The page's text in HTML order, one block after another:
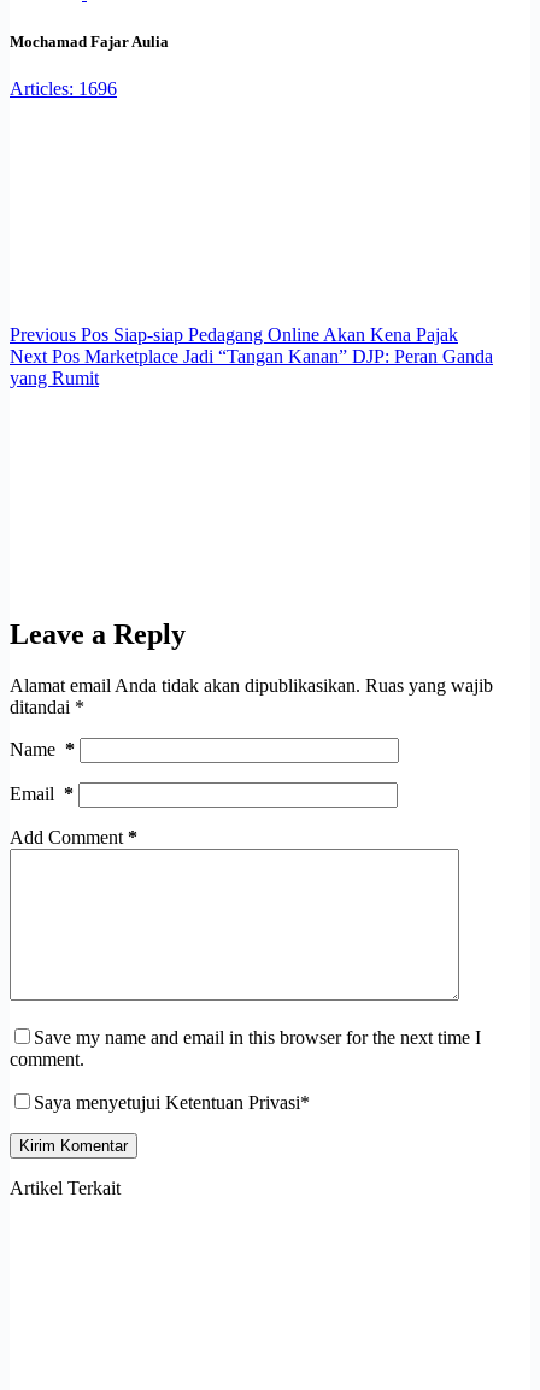
Mochamad Fajar Aulia
Articles: 1696
Previous Pos Siap-siap Pedagang Online Akan Kena Pajak
Next Pos Marketplace Jadi “Tangan Kanan” DJP: Peran Ganda
yang Rumit
Leave a Reply
Alamat email Anda tidak akan dipublikasikan. Ruas yang wajib
ditandai *
Name *
Email *
Add Comment *
Save my name and email in this browser for the next time I
comment.
Saya menyetujui Ketentuan Privasi*
Kirim Komentar
Artikel Terkait